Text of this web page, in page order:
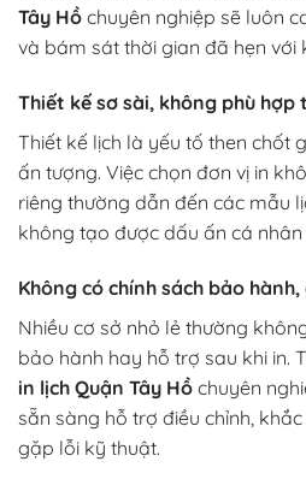
Tây Hồ chuyên nghiệp sẽ luôn
và bám sát thời gian đã hẹn với
Thiết kế sơ sài, không phù hợp
Thiết kế lịch là yếu tố then chốt
ấn tượng. Việc chọn đơn vị in
riêng thường dẫn đến các mẫu
không tạo được dấu ấn cá
Không có chính sách bảo
Nhiều cơ sở nhỏ lẻ thường
bảo hành hay hỗ trợ sau khi in.
in lịch Quận Tây Hồ chuyên
sẵn sàng hỗ trợ điều chỉnh,
gặp lỗi kỹ thuật.